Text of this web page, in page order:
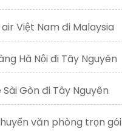
Việt Nam đi Malaysia
Hà Nội đi Tây Nguyên
Gòn đi Tây Nguyên
văn phòng trọn gói